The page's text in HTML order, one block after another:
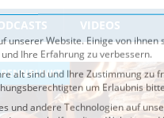
VIDEOS
Service-Gruppen, für die
Speichern
Alle akzeptieren